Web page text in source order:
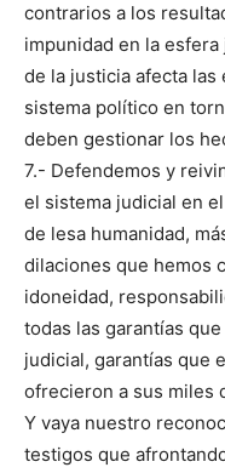
contrarios a los
impunidad en la
de la justicia afecta las
sistema político en
deben gestionar los
7.- Defendemos y
el sistema judicial en
de lesa humanidad,
dilaciones que hemos
idoneidad,
todas las garantías
judicial, garantías que
ofrecieron a sus miles
Y vaya nuestro
testigos que